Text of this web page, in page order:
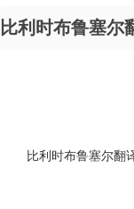
比利时布鲁塞尔
比利时布鲁塞尔翻